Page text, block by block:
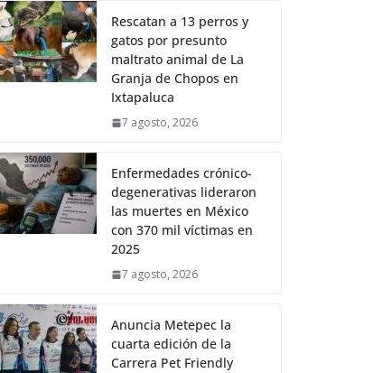
Rescatan a 13 perros y
gatos por presunto
maltrato animal de La
Granja de Chopos en
Ixtapaluca
7 agosto, 2026
Enfermedades crónico-
degenerativas lideraron
las muertes en México
con 370 mil víctimas en
2025
7 agosto, 2026
Anuncia Metepec la
cuarta edición de la
Carrera Pet Friendly